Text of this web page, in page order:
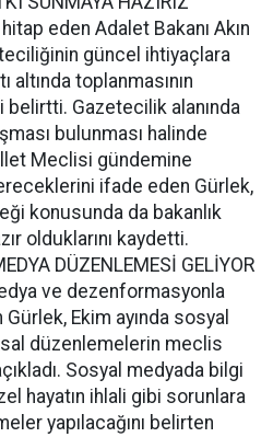
eden Adalet Bakanı Akın
güncel ihtiyaçlara
toplanmasının
belirtti. Gazetecilik alanında
bulunması halinde
Meclisi gündemine
ifade eden Gürlek,
konusunda da bakanlık
olduklarını kaydetti.
DÜZENLEMESİ GELİYOR
ve dezenformasyonla
Ekim ayında sosyal
düzenlemelerin meclis
Sosyal medyada bilgi
hayatın ihlali gibi sorunlara
yapılacağını belirten